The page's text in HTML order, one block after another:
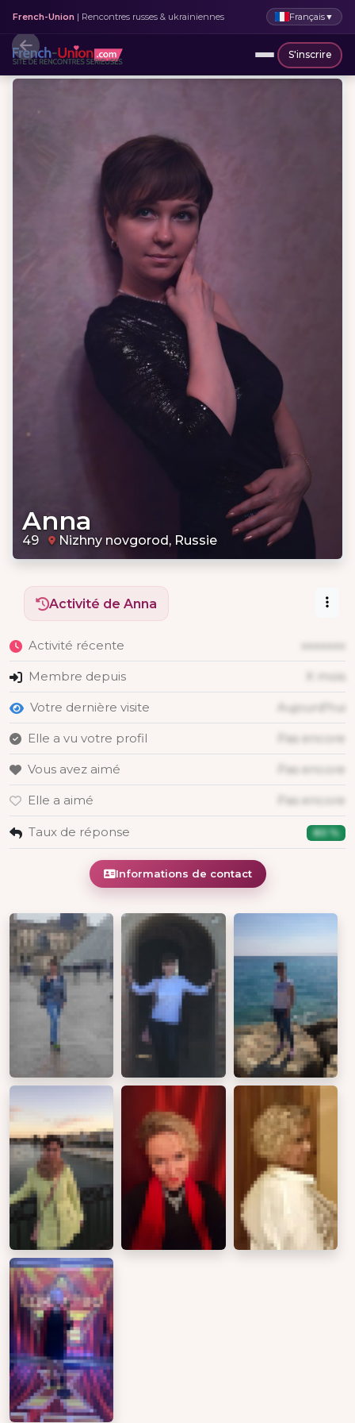
French-Union | Rencontres russes & ukrainiennes Français▼
S'inscrire
Anna
49 Nizhny novgorod, Russie
Activité de Anna
Activité récente xxxxxxx
Membre depuis X mois
Votre dernière visite Aujourd'hui
Elle a vu votre profil Pas encore
Vous avez aimé Pas encore
Elle a aimé Pas encore
Taux de réponse 80 %
Informations de contact